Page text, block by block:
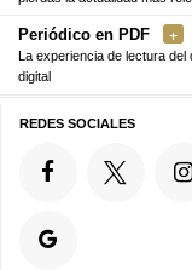
Periódico en PDF
La experiencia de lectura del
digital
REDES SOCIALES